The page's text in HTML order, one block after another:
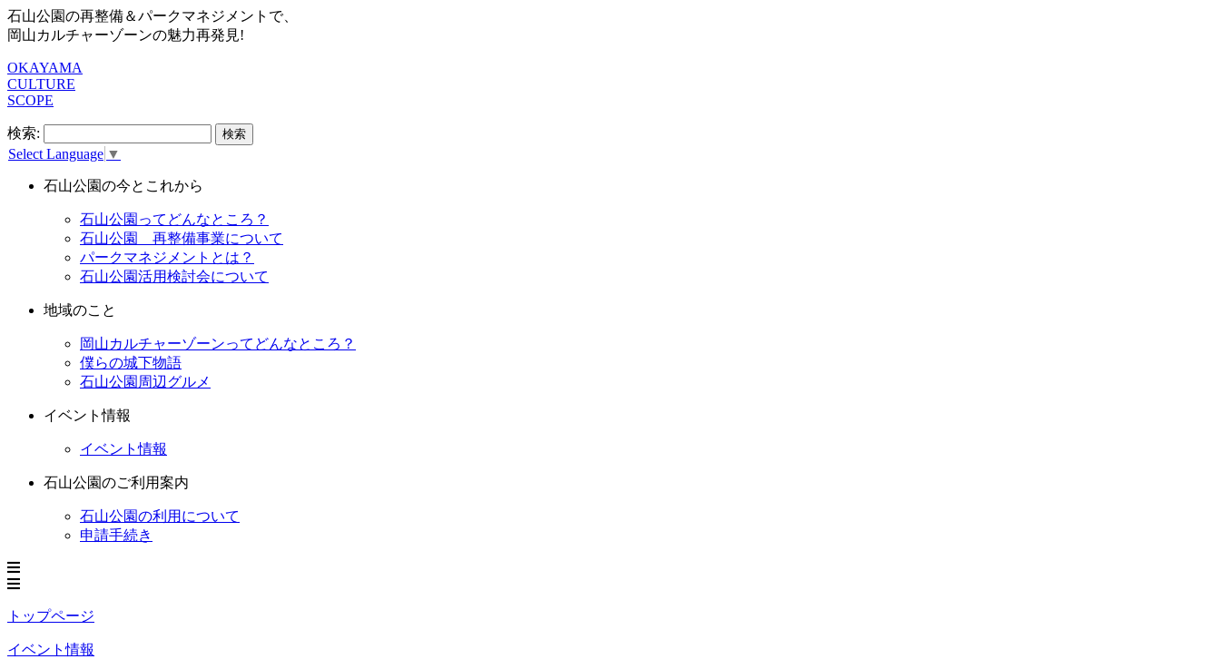
石山公園の再整備＆パークマネジメントで、
岡山カルチャーゾーンの魅力再発見!
OKAYAMA
CULTURE
SCOPE
検索:
Select Language ▼
石山公園の今とこれから
石山公園ってどんなところ？
石山公園 再整備事業について
パークマネジメントとは？
石山公園活用検討会について
地域のこと
岡山カルチャーゾーンってどんなところ？
僕らの城下物語
石山公園周辺グルメ
イベント情報
イベント情報
石山公園のご利用案内
石山公園の利用について
申請手続き
トップページ
イベント情報